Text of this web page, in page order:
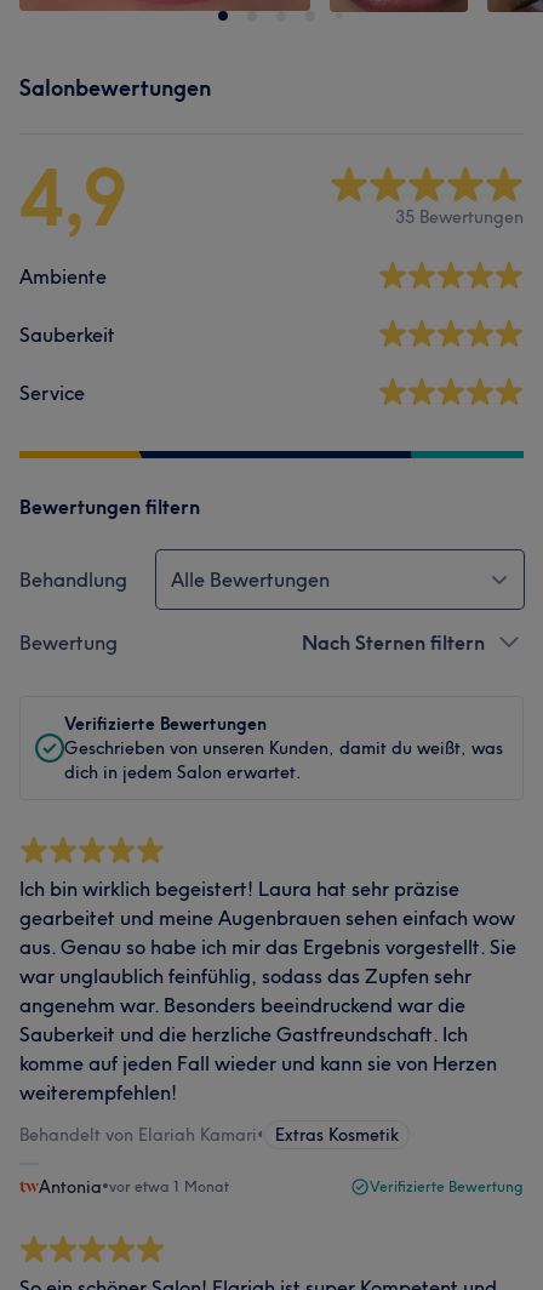
Salonbewertungen
4,9 35 Bewertungen
Ambiente
Sauberkeit
Service
Bewertungen filtern
Behandlung Alle Bewertungen
Bewertung Nach Sternen filtern
Verifizierte Bewertungen
Geschrieben von unseren Kunden, damit du weißt, was
dich in jedem Salon erwartet.
Ich bin wirklich begeistert! Laura hat sehr präzise
gearbeitet und meine Augenbrauen sehen einfach wow
aus. Genau so habe ich mir das Ergebnis vorgestellt. Sie
war unglaublich feinfühlig, sodass das Zupfen sehr
angenehm war. Besonders beeindruckend war die
Sauberkeit und die herzliche Gastfreundschaft. Ich
komme auf jeden Fall wieder und kann sie von Herzen
weiterempfehlen!
Behandelt von Elariah Kamari• Extras Kosmetik
Antonia•vor etwa 1 Monat Verifizierte Bewertung